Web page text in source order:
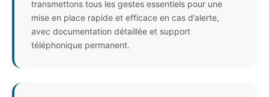
transmettons tous les gestes essentiels pour une
mise en place rapide et efficace en cas d’alerte,
avec documentation détaillée et support
téléphonique permanent.